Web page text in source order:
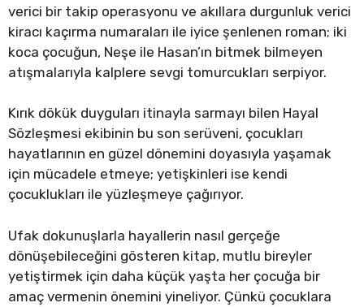
verici bir takip operasyonu ve akıllara durgunluk verici
kiracı kaçırma numaraları ile iyice şenlenen roman; iki
koca çocuğun, Neşe ile Hasan’ın bitmek bilmeyen
atışmalarıyla kalplere sevgi tomurcukları serpiyor.
Kırık dökük duyguları itinayla sarmayı bilen Hayal
Sözleşmesi ekibinin bu son serüveni, çocukları
hayatlarının en güzel dönemini doyasıyla yaşamak
için mücadele etmeye; yetişkinleri ise kendi
çocuklukları ile yüzleşmeye çağırıyor.
Ufak dokunuşlarla hayallerin nasıl gerçeğe
dönüşebileceğini gösteren kitap, mutlu bireyler
yetiştirmek için daha küçük yaşta her çocuğa bir
amaç vermenin önemini yineliyor. Çünkü çocuklara